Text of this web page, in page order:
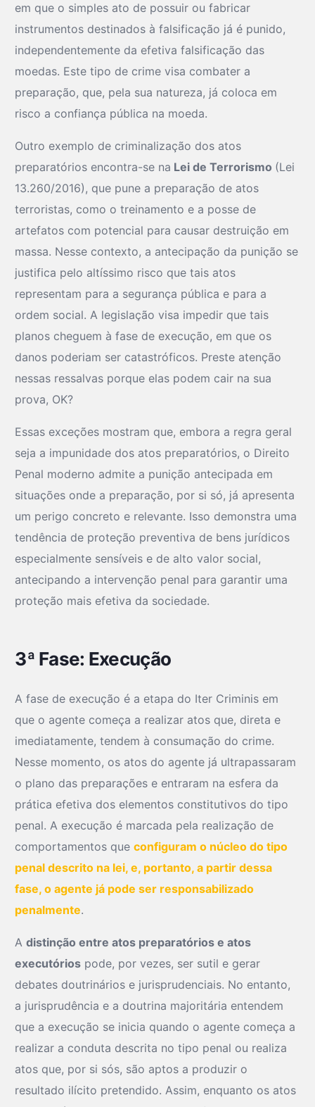
em que o simples ato de possuir ou fabricar
instrumentos destinados à falsificação já é punido,
independentemente da efetiva falsificação das
moedas. Este tipo de crime visa combater a
preparação, que, pela sua natureza, já coloca em
risco a confiança pública na moeda.
Outro exemplo de criminalização dos atos
preparatórios encontra-se na Lei de Terrorismo (Lei
13.260/2016), que pune a preparação de atos
terroristas, como o treinamento e a posse de
artefatos com potencial para causar destruição em
massa. Nesse contexto, a antecipação da punição se
justifica pelo altíssimo risco que tais atos
representam para a segurança pública e para a
ordem social. A legislação visa impedir que tais
planos cheguem à fase de execução, em que os
danos poderiam ser catastróficos. Preste atenção
nessas ressalvas porque elas podem cair na sua
prova, OK?
Essas exceções mostram que, embora a regra geral
seja a impunidade dos atos preparatórios, o Direito
Penal moderno admite a punição antecipada em
situações onde a preparação, por si só, já apresenta
um perigo concreto e relevante. Isso demonstra uma
tendência de proteção preventiva de bens jurídicos
especialmente sensíveis e de alto valor social,
antecipando a intervenção penal para garantir uma
proteção mais efetiva da sociedade.
3ª Fase: Execução
A fase de execução é a etapa do Iter Criminis em
que o agente começa a realizar atos que, direta e
imediatamente, tendem à consumação do crime.
Nesse momento, os atos do agente já ultrapassaram
o plano das preparações e entraram na esfera da
prática efetiva dos elementos constitutivos do tipo
penal. A execução é marcada pela realização de
comportamentos queconfiguram o núcleo do tipo
penal descrito na lei, e, portanto, a partir dessa
fase, o agente já pode ser responsabilizado
penalmente.
Adistinção entre atos preparatórios e atos
executórios pode, por vezes, ser sutil e gerar
debates doutrinários e jurisprudenciais. No entanto,
a jurisprudência e a doutrina majoritária entendem
que a execução se inicia quando o agente começa a
realizar a conduta descrita no tipo penal ou realiza
atos que, por si sós, são aptos a produzir o
resultado ilícito pretendido. Assim, enquanto os atos